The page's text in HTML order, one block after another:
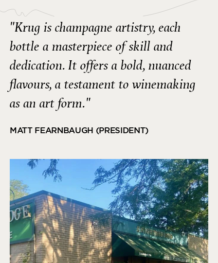
"Krug is champagne artistry, each
bottle a masterpiece of skill and
dedication. It offers a bold, nuanced
flavours, a testament to winemaking
as an art form."
MATT FEARNBAUGH (PRESIDENT)